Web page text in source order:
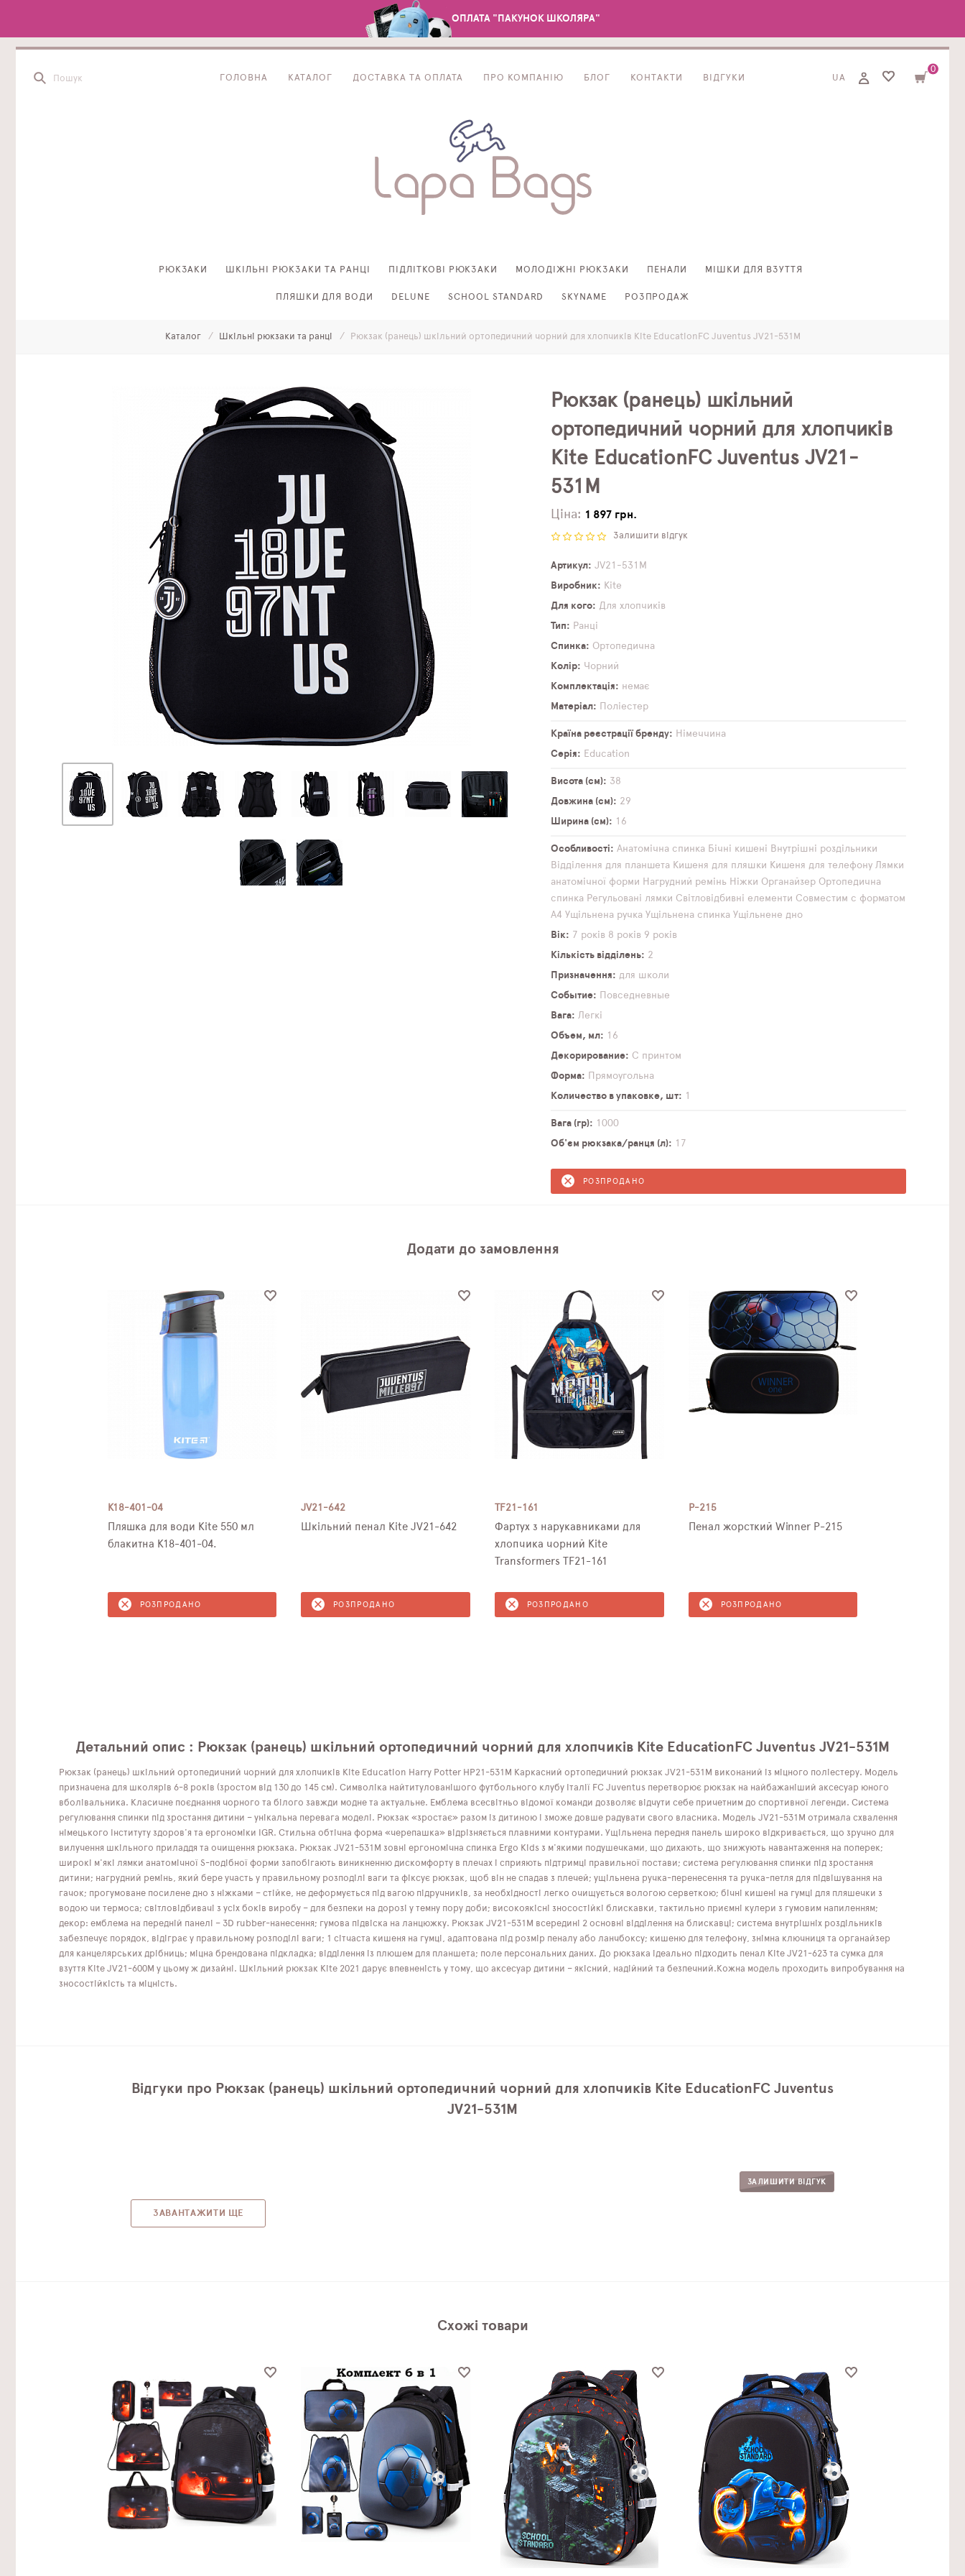
ОПЛАТА "ПАКУНОК ШКОЛЯРА"
ГОЛОВНА КАТАЛОГ ДОСТАВКА ТА ОПЛАТА ПРО КОМПАНІЮ БЛОГ КОНТАКТИ ВІДГУКИ UA
0
РЮКЗАКИ ШКІЛЬНІ РЮКЗАКИ ТА РАНЦІ ПІДЛІТКОВІ РЮКЗАКИ МОЛОДІЖНІ РЮКЗАКИ ПЕНАЛИ МІШКИ ДЛЯ ВЗУТТЯ
ПЛЯШКИ ДЛЯ ВОДИ DELUNE SCHOOL STANDARD SKYNAME РОЗПРОДАЖ
Каталог Шкільні рюкзаки та ранці Рюкзак (ранець) шкільний ортопедичний чорний для хлопчиків Kite EducationFC Juventus JV21-531M
Рюкзак (ранець) шкільний
ортопедичний чорний для хлопчиків
Kite EducationFC Juventus JV21-
531M
Ціна: 1 897 грн.
Залишити відгук
Артикул
JV21-531M
Виробник
Kite
Для кого
Для хлопчиків
Тип
Ранці
Спинка
Ортопедична
Колір
Чорний
Комплектація
немає
Матеріал
Поліестер
Країна реєстрації бренду
Німеччина
Серія
Education
Висота (см)
38
Довжина (см)
29
Ширина (см)
16
Особливості Анатомічна спинка Бічні кишені Внутрішні роздільники
Відділення для планшета Кишеня для пляшки Кишеня для телефону Лямки
анатомічної форми Нагрудний ремінь Ніжки Органайзер Ортопедична
спинка Регульовані лямки Світловідбивні елементи Совместим с форматом
А4 Ущільнена ручка Ущільнена спинка Ущільнене дно
Вік
7 років 8 років 9 років
Кількість відділень
2
Призначення
для школи
Событие
Повседневные
Вага
Легкі
Объем, мл
16
Декорирование
С принтом
Форма
Прямоугольна
Количество в упаковке, шт
1
Вага (гр)
1000
Об'єм рюкзака/ранця (л)
17
РОЗПРОДАНО
Додати до замовлення
K18-401-04
Пляшка для води Kite 550 мл
блакитна K18-401-04.
РОЗПРОДАНО
JV21-642
Шкільний пенал Kite JV21-642
РОЗПРОДАНО
TF21-161
Фартух з нарукавниками для
хлопчика чорний Kite
Transformers TF21-161
РОЗПРОДАНО
P-215
Пенал жорсткий Winner P-215
РОЗПРОДАНО
Детальний опис : Рюкзак (ранець) шкільний ортопедичний чорний для хлопчиків Kite EducationFC Juventus JV21-531M
Рюкзак (ранець) шкільний ортопедичний чорний для хлопчиків Kite Education Harry Potter HP21-531M Каркасний ортопедичний рюкзак JV21-531M виконаний із міцного поліестеру. Модель
призначена для школярів 6-8 років (зростом від 130 до 145 см). Символіка найтитулованішого футбольного клубу Італії FC Juventus перетворює рюкзак на найбажаніший аксесуар юного
вболівальника. Класичне поєднання чорного та білого завжди модне та актуальне. Емблема всесвітньо відомої команди дозволяє відчути себе причетним до спортивної легенди. Система
регулювання спинки під зростання дитини – унікальна перевага моделі. Рюкзак «зростає» разом із дитиною і зможе довше радувати свого власника. Модель JV21-531M отримала схвалення
німецького Інституту здоров'я та ергономіки IGR. Стильна обтічна форма «черепашка» відрізняється плавними контурами. Ущільнена передня панель широко відкривається, що зручно для
вилучення шкільного приладдя та очищення рюкзака. Рюкзак JV21-531M зовні ергономічна спинка Ergo Kids з м'якими подушечками, що дихають, що знижують навантаження на поперек;
широкі м'які лямки анатомічної S-подібної форми запобігають виникненню дискомфорту в плечах і сприяють підтримці правильної постави; система регулювання спинки під зростання
дитини; нагрудний ремінь, який бере участь у правильному розподілі ваги та фіксує рюкзак, щоб він не спадав з плечей; ущільнена ручка-перенесення та ручка-петля для підвішування на
гачок; прогумоване посилене дно з ніжками – стійке, не деформується під вагою підручників, за необхідності легко очищується вологою серветкою; бічні кишені на гумці для пляшечки з
водою чи термоса; світловідбивачі з усіх боків виробу – для безпеки на дорозі у темну пору доби; високоякісні зносостійкі блискавки, тактильно приємні кулери з гумовим напиленням;
декор: емблема на передній панелі – 3D rubber-нанесення; гумова підвіска на ланцюжку. Рюкзак JV21-531M всередині 2 основні відділення на блискавці; система внутрішніх роздільників
забезпечує порядок, відіграє у правильному розподілі ваги; 1 сітчаста кишеня на гумці, адаптована під розмір пеналу або ланчбоксу; кишеню для телефону, знімна ключниця та органайзер
для канцелярських дрібниць; міцна брендована підкладка; відділення із плюшем для планшета; поле персональних даних. До рюкзака ідеально підходить пенал Kite JV21-623 та сумка для
взуття Kite JV21-600M у цьому ж дизайні. Шкільний рюкзак Kite 2021 дарує впевненість у тому, що аксесуар дитини – якісний, надійний та безпечний.Кожна модель проходить випробування на
зносостійкість та міцність.
Відгуки про Рюкзак (ранець) шкільний ортопедичний чорний для хлопчиків Kite EducationFC Juventus
JV21-531M
ЗАЛИШИТИ ВІДГУК
ЗАВАНТАЖИТИ ЩЕ
Схожі товари